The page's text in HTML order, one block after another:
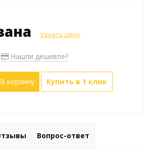
Узнать цену
Нашли дешевле?
В корзину Купить в 1 клик
Вопрос-ответ